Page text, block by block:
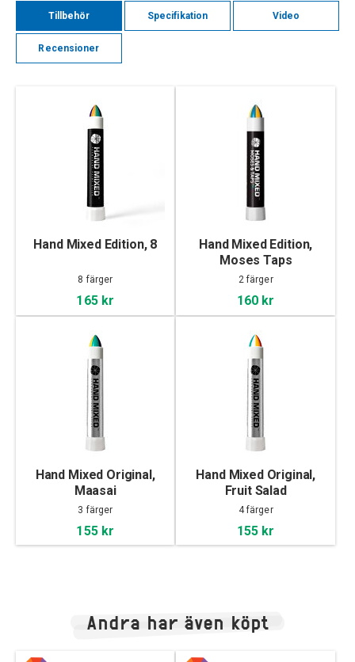
Tillbehör Specifikation Video
Recensioner
Hand Mixed Edition, 8
8 färger
165 kr
Hand Mixed Edition,
Moses Taps
2 färger
160 kr
Hand Mixed Original,
Maasai
3 färger
155 kr
Hand Mixed Original,
Fruit Salad
4 färger
155 kr
Andra har även köpt